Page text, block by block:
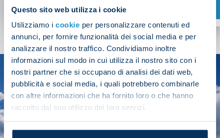
Questo sito web utilizza i cookie
Utilizziamo i cookie per personalizzare contenuti ed
annunci, per fornire funzionalità dei social media e per
analizzare il nostro traffico. Condividiamo inoltre
informazioni sul modo in cui utilizza il nostro sito con i
nostri partner che si occupano di analisi dei dati web,
pubblicità e social media, i quali potrebbero combinarle
con altre informazioni che ha fornito loro o che hanno
raccolto dal suo utilizzo dei loro servizi.
SHOP NOW
SEASON
2025/26